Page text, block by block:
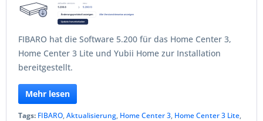
FIBARO hat die Software 5.200 für das Home Center 3,
Home Center 3 Lite und Yubii Home zur Installation
bereitgestellt.
Mehr lesen
Tags: FIBARO,Aktualisierung, Home Center 3, Home Center 3 Lite,